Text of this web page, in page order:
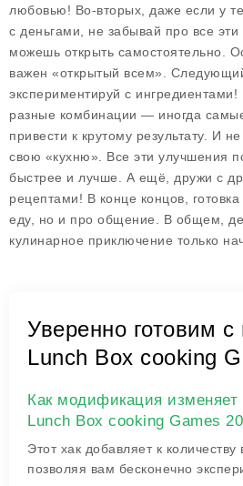
любовью! Во-вторых, даже если у
с деньгами, не забывай про все
можешь открыть самостоятельно.
важен «открытый всем».
экспериментируй с
разные комбинации — иногда
привести к крутому результату. И
свою «кухню». Все эти улучшения
быстрее и лучше. А ещё, дружи с
рецептами! В конце концов,
еду, но и про общение. В общем,
кулинарное приключение только
Уверенно готовим
Lunch Box cooking
Как модификация изменяет
Lunch Box cooking Games
Этот хак добавляет к количеству
позволяя вам бесконечно